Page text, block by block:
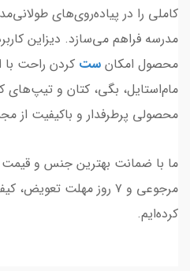
کاملی را در پیاده‌روی‌های
مدرسه فراهم می‌سازد. دیزاین
محصول امکان ست کردن راحت با
مام‌استایل، بگی، کتان و تیپ‌های
محصولی پرطرفدار و باکیفیت از
مرجوعی و ۷ روز مهلت
کرده‌ایم.